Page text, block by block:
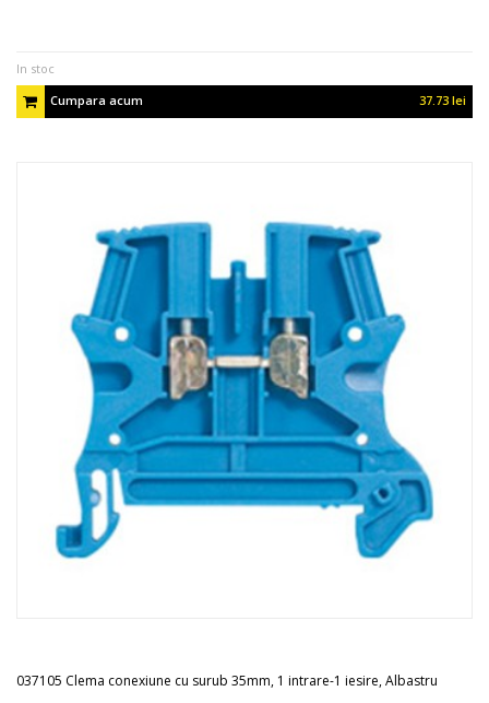
In stoc
Cumpara acum
37.73 lei
037105 Clema conexiune cu surub 35mm, 1 intrare-1 iesire, Albastru